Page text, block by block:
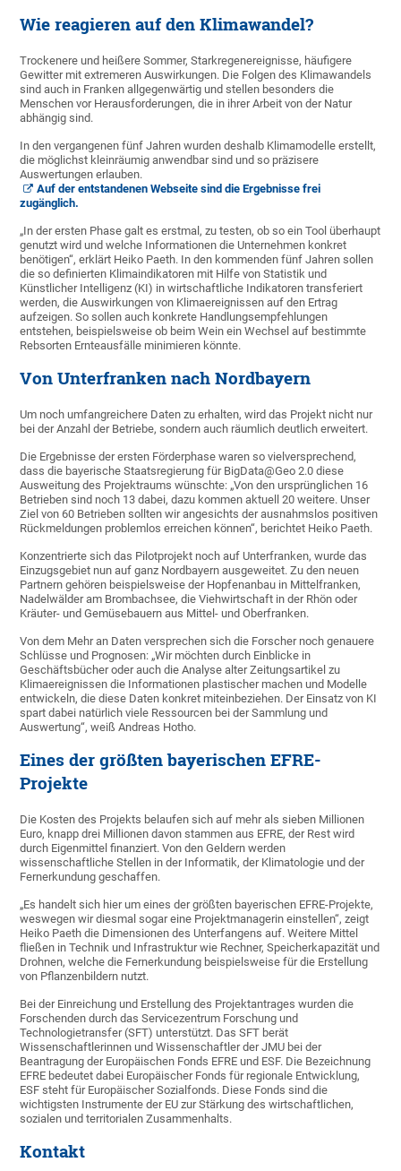
Wie reagieren auf den Klimawandel?
Trockenere und heißere Sommer, Starkregenereignisse, häufigere
Gewitter mit extremeren Auswirkungen. Die Folgen des Klimawandels
sind auch in Franken allgegenwärtig und stellen besonders die
Menschen vor Herausforderungen, die in ihrer Arbeit von der Natur
abhängig sind.
In den vergangenen fünf Jahren wurden deshalb Klimamodelle erstellt,
die möglichst kleinräumig anwendbar sind und so präzisere
Auswertungen erlauben.
Auf der entstandenen Webseite sind die Ergebnisse frei
zugänglich.
„In der ersten Phase galt es erstmal, zu testen, ob so ein Tool überhaupt
genutzt wird und welche Informationen die Unternehmen konkret
benötigen“, erklärt Heiko Paeth. In den kommenden fünf Jahren sollen
die so definierten Klimaindikatoren mit Hilfe von Statistik und
Künstlicher Intelligenz (KI) in wirtschaftliche Indikatoren transferiert
werden, die Auswirkungen von Klimaereignissen auf den Ertrag
aufzeigen. So sollen auch konkrete Handlungsempfehlungen
entstehen, beispielsweise ob beim Wein ein Wechsel auf bestimmte
Rebsorten Ernteausfälle minimieren könnte.
Von Unterfranken nach Nordbayern
Um noch umfangreichere Daten zu erhalten, wird das Projekt nicht nur
bei der Anzahl der Betriebe, sondern auch räumlich deutlich erweitert.
Die Ergebnisse der ersten Förderphase waren so vielversprechend,
dass die bayerische Staatsregierung für BigData@Geo 2.0 diese
Ausweitung des Projektraums wünschte: „Von den ursprünglichen 16
Betrieben sind noch 13 dabei, dazu kommen aktuell 20 weitere. Unser
Ziel von 60 Betrieben sollten wir angesichts der ausnahmslos positiven
Rückmeldungen problemlos erreichen können“, berichtet Heiko Paeth.
Konzentrierte sich das Pilotprojekt noch auf Unterfranken, wurde das
Einzugsgebiet nun auf ganz Nordbayern ausgeweitet. Zu den neuen
Partnern gehören beispielsweise der Hopfenanbau in Mittelfranken,
Nadelwälder am Brombachsee, die Viehwirtschaft in der Rhön oder
Kräuter- und Gemüsebauern aus Mittel- und Oberfranken.
Von dem Mehr an Daten versprechen sich die Forscher noch genauere
Schlüsse und Prognosen: „Wir möchten durch Einblicke in
Geschäftsbücher oder auch die Analyse alter Zeitungsartikel zu
Klimaereignissen die Informationen plastischer machen und Modelle
entwickeln, die diese Daten konkret miteinbeziehen. Der Einsatz von KI
spart dabei natürlich viele Ressourcen bei der Sammlung und
Auswertung“, weiß Andreas Hotho.
Eines der größten bayerischen EFRE-
Projekte
Die Kosten des Projekts belaufen sich auf mehr als sieben Millionen
Euro, knapp drei Millionen davon stammen aus EFRE, der Rest wird
durch Eigenmittel finanziert. Von den Geldern werden
wissenschaftliche Stellen in der Informatik, der Klimatologie und der
Fernerkundung geschaffen.
„Es handelt sich hier um eines der größten bayerischen EFRE-Projekte,
weswegen wir diesmal sogar eine Projektmanagerin einstellen“, zeigt
Heiko Paeth die Dimensionen des Unterfangens auf. Weitere Mittel
fließen in Technik und Infrastruktur wie Rechner, Speicherkapazität und
Drohnen, welche die Fernerkundung beispielsweise für die Erstellung
von Pflanzenbildern nutzt.
Bei der Einreichung und Erstellung des Projektantrages wurden die
Forschenden durch das Servicezentrum Forschung und
Technologietransfer (SFT) unterstützt. Das SFT berät
Wissenschaftlerinnen und Wissenschaftler der JMU bei der
Beantragung der Europäischen Fonds EFRE und ESF. Die Bezeichnung
EFRE bedeutet dabei Europäischer Fonds für regionale Entwicklung,
ESF steht für Europäischer Sozialfonds. Diese Fonds sind die
wichtigsten Instrumente der EU zur Stärkung des wirtschaftlichen,
sozialen und territorialen Zusammenhalts.
Kontakt